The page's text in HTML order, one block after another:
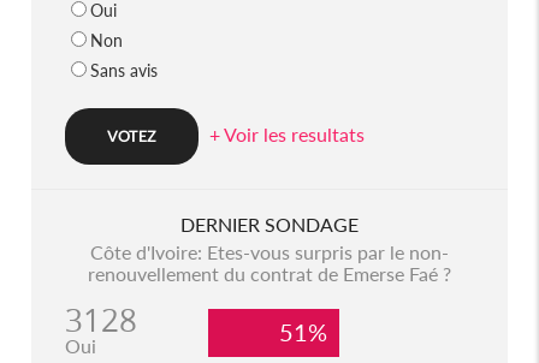
Oui
Non
Sans avis
+ Voir les resultats
DERNIER SONDAGE
Côte d'Ivoire: Etes-vous surpris par le non-
renouvellement du contrat de Emerse Faé ?
3128
Oui 51%